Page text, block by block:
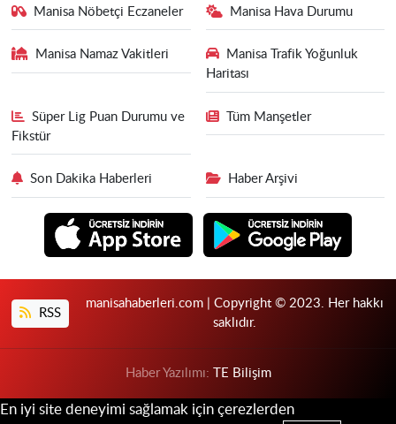
Manisa Nöbetçi Eczaneler Manisa Hava Durumu
Manisa Namaz Vakitleri
Manisa Trafik Yoğunluk
Haritası
Süper Lig Puan Durumu ve
Fikstür
Tüm Manşetler
Son Dakika Haberleri Haber Arşivi
RSS
manisahaberleri.com | Copyright © 2023. Her hakkı
saklıdır.
Haber Yazılımı: TE Bilişim
En iyi site deneyimi sağlamak için çerezlerden